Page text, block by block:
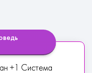
+1 Система